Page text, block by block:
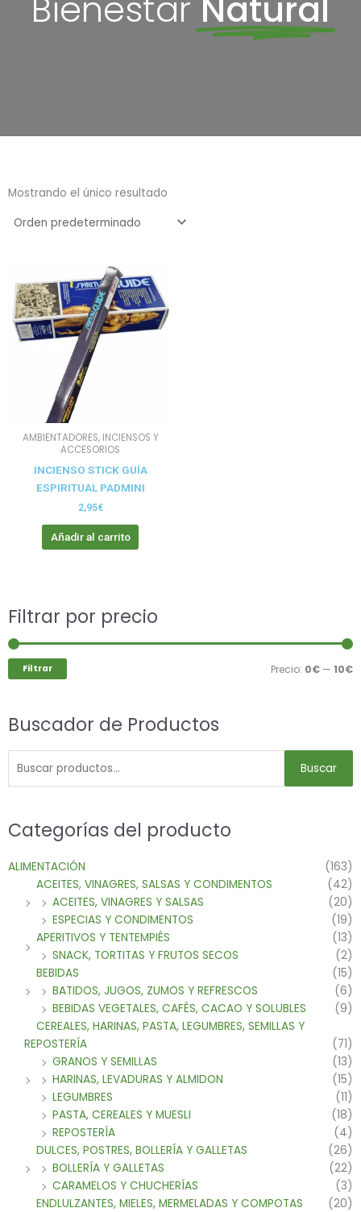
Bienestar Natural
Mostrando el único resultado
AMBIENTADORES, INCIENSOS Y
ACCESORIOS
INCIENSO STICK GUÍA
ESPIRITUAL PADMINI
2,95€
Añadir al carrito
Filtrar por precio
Filtrar Precio: 0€ — 10€
Buscador de Productos
Buscar
Buscar
Categorías del producto
ALIMENTACIÓN
(163)
ACEITES, VINAGRES, SALSAS Y CONDIMENTOS
(42)
ACEITES, VINAGRES Y SALSAS
(20)
ESPECIAS Y CONDIMENTOS
(19)
APERITIVOS Y TENTEMPIÉS
(13)
SNACK, TORTITAS Y FRUTOS SECOS
(2)
BEBIDAS
(15)
BATIDOS, JUGOS, ZUMOS Y REFRESCOS
(6)
BEBIDAS VEGETALES, CAFÉS, CACAO Y SOLUBLES
(9)
CEREALES, HARINAS, PASTA, LEGUMBRES, SEMILLAS Y
REPOSTERÍA
(71)
GRANOS Y SEMILLAS
(13)
HARINAS, LEVADURAS Y ALMIDON
(15)
LEGUMBRES
(11)
PASTA, CEREALES Y MUESLI
(18)
REPOSTERÍA
(4)
DULCES, POSTRES, BOLLERÍA Y GALLETAS
(26)
BOLLERÍA Y GALLETAS
(22)
CARAMELOS Y CHUCHERÍAS
(3)
ENDLULZANTES, MIELES, MERMELADAS Y COMPOTAS
(20)